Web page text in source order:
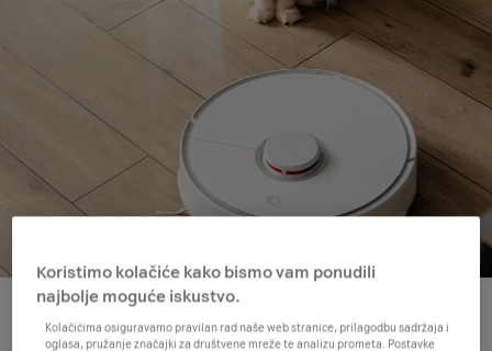
Kako se tehnologija infiltrirala u sve pore života, sve je
Koristimo kolačiće kako bismo vam ponudili
najbolje moguće iskustvo.
Kolačićima osiguravamo pravilan rad naše web stranice, prilagodbu sadržaja i
oglasa, pružanje značajki za društvene mreže te analizu prometa. Postavke